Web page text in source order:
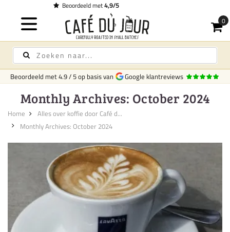
Gratis bezorging
Beoordeeld met4.9/5op basis van Google klantreviews
Monthly Archives: October 2024
Home
Alles over koffie door Café d...
Monthly Archives: October 2024